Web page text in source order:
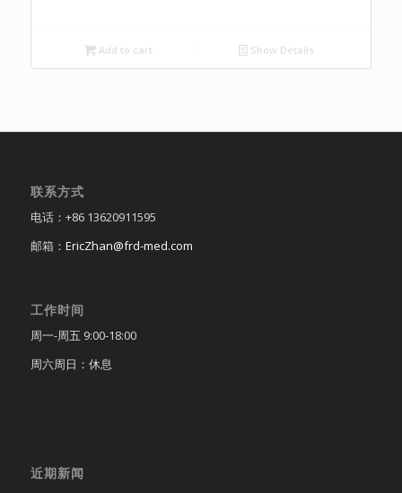
Add to cart Show Details
联系方式
电话：+86 13620911595
邮箱： EricZhan@frd-med.com
工作时间
周一-周五 9:00-18:00
周六周日：休息
近期新闻